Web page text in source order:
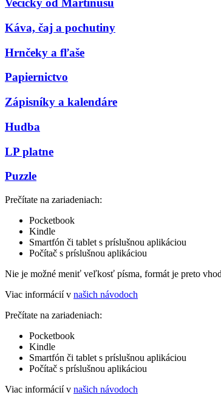
Vecičky od Martinusu
Káva, čaj a pochutiny
Hrnčeky a fľaše
Papiernictvo
Zápisníky a kalendáre
Hudba
LP platne
Puzzle
Prečítate na zariadeniach:
Pocketbook
Kindle
Smartfón či tablet s príslušnou aplikáciou
Počítač s príslušnou aplikáciou
Nie je možné meniť veľkosť písma, formát je preto
Viac informácií v našich návodoch
Prečítate na zariadeniach:
Pocketbook
Kindle
Smartfón či tablet s príslušnou aplikáciou
Počítač s príslušnou aplikáciou
Viac informácií v našich návodoch